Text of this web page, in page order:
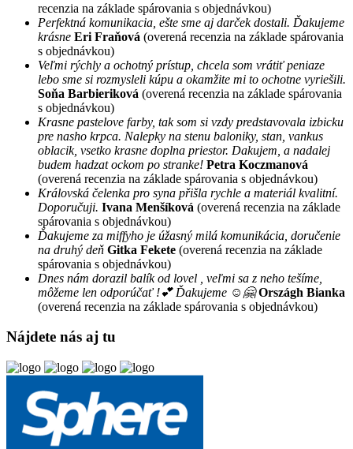
recenzia na základe spárovania s objednávkou)
Perfektná komunikacia, ešte sme aj darček dostali. Ďakujeme
krásne Eri Fraňová (overená recenzia na základe spárovania
s objednávkou)
Veľmi rýchly a ochotný prístup, chcela som vrátiť peniaze
lebo sme si rozmysleli kúpu a okamžite mi to ochotne vyriešili.
Soňa Barbieriková (overená recenzia na základe spárovania
s objednávkou)
Krasne pastelove farby, tak som si vzdy predstavovala izbicku
pre nasho krpca. Nalepky na stenu baloniky, stan, vankus
oblacik, vsetko krasne doplna priestor. Dakujem, a nadalej
budem hadzat ockom po stranke! Petra Koczmanová
(overená recenzia na základe spárovania s objednávkou)
Královská čelenka pro syna přišla rychle a materiál kvalitní.
Doporučuji. Ivana Menšíková (overená recenzia na základe
spárovania s objednávkou)
Ďakujeme za miffyho je úžasný milá komunikácia, doručenie
na druhý deň Gitka Fekete (overená recenzia na základe
spárovania s objednávkou)
Dnes nám dorazil balík od lovel , veľmi sa z neho tešíme,
môžeme len odporúčať !💕 Ďakujeme ☺️🤗 Országh Bianka
(overená recenzia na základe spárovania s objednávkou)
Nájdete nás aj tu